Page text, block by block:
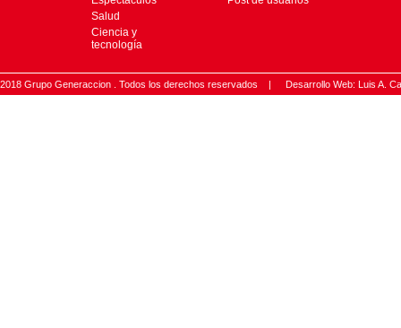
Salud
Ciencia y
tecnología
2018 Grupo Generaccion . Todos los derechos reservados | Desarrollo Web: Luis